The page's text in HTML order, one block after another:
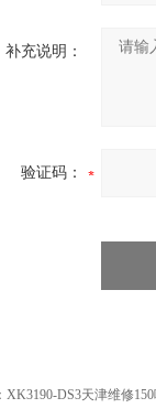
补充说明：
验证码：
XK3190-DS3天津维修